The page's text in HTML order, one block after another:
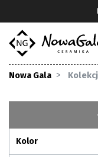
Nowa Gala
Kolor